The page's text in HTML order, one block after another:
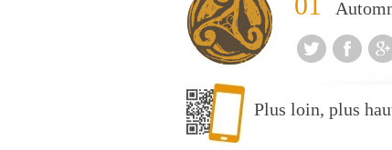
Plus loin, plus